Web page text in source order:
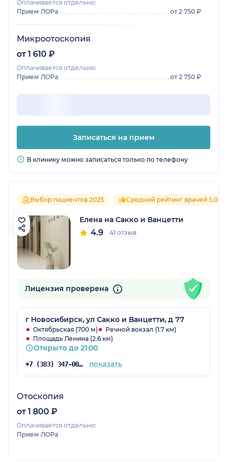
Оплачивается отдельно:
Прием ЛОРа
от 2 750 ₽
Микроотоскопия
от 1 610 ₽
Оплачивается отдельно:
Прием ЛОРа
от 2 750 ₽
Записаться на прием
В клинику можно записаться только по телефону
Выбор пациентов 2025 Средний рейтинг врачей 5.0
Елена на Сакко и Ванцетти
4.9 41 отзыв
Лицензия проверена
г Новосибирск, ул Сакко и Ванцетти, д 77
Октябрьская (700 м)
Речной вокзал (1.7 км)
Площадь Ленина (2.6 км)
Открыто до 21:00
+7 (383) 347-00-00 показать
Отоскопия
от 1 800 ₽
Оплачивается отдельно:
Прием ЛОРа